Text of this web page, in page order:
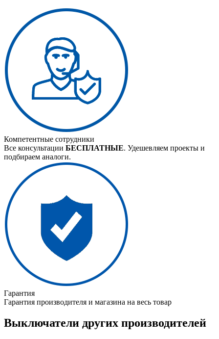
Компетентные сотрудники
Все консультации БЕСПЛАТНЫЕ. Удешевляем проекты и
подбираем аналоги.
Гарантия
Гарантия производителя и магазина на весь товар
Выключатели других производителей